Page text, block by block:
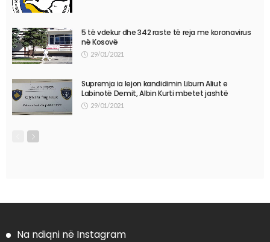
5 të vdekur dhe 342 raste të reja me koronavirus
në Kosovë
29/01/2021
Supremja ia lejon kandidimin Liburn Aliut e
Labinotë Demit, Albin Kurti mbetet jashtë
29/01/2021
Na ndiqni në Instagram